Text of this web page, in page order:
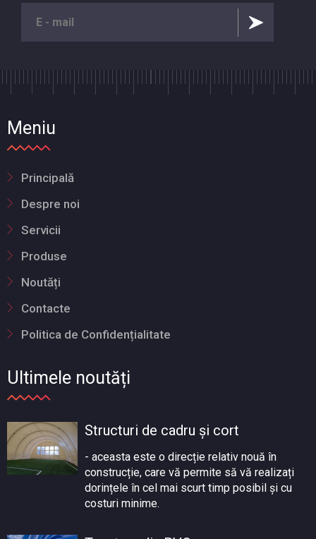
Meniu
Principală
Despre noi
Servicii
Produse
Noutăți
Contacte
Politica de Confidențialitate
Ultimele noutăți
Structuri de cadru și cort
- aceasta este o direcție relativ nouă în
construcție, care vă permite să vă realizați
dorințele în cel mai scurt timp posibil și cu
costuri minime.